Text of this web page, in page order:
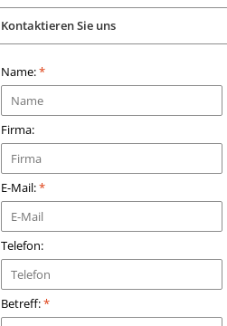
Kontaktieren Sie uns
Name:*
Firma:
E-Mail:*
Telefon:
Betreff:*